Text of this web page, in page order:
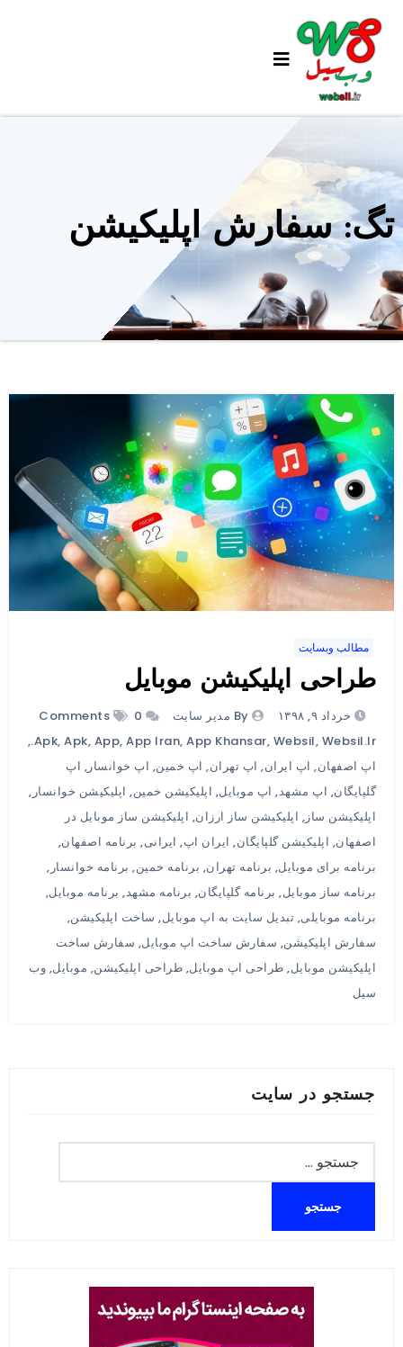
content
تگ: سفارش اپلیکیشن
مطالب وبسایت
طراحی اپلیکیشن موبایل
خرداد ۹, ۱۳۹۸ By مدیر سایت
0 Comments
.apk,Apk, App,App Iran,App Khansar, Websil, Websil.ir
,
اپ اصفهان, اپ ایران, اپ تهران, اپ خمین, اپ خوانسار , اپ
گلپایگان, اپ مشهد, اپ موبایل, اپلیکیشن خمین, اپلیکیشن خوانسار ,
اپلیکیشن ساز , اپلیکیشن ساز ارزان, اپلیکیشن ساز موبایل در
اصفهان, اپلیکیشن گلپایگان, ایران اپ, ایرانی, برنامه اصفهان,
برنامه برای موبایل, برنامه تهران, برنامه خمین, برنامه خوانسار ,
برنامه ساز موبایل, برنامه گلپایگان, برنامه مشهد, برنامه موبایل,
برنامه موبایلی, تبدیل سایت به اپ موبایل, ساخت اپلیکیشن,
سفارش اپلیکیشن, سفارش ساخت اپ موبایل, سفارش ساخت
اپلیکیشن موبایل, طراحی اپ موبایل, طراحی اپلیکیشن, موبایل, وب
سیل
جستجو در سایت
برای: